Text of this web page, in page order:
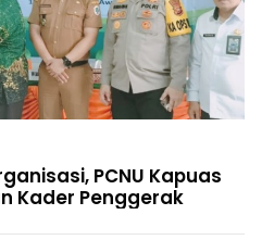
PCNU Kapuas
Kader Penggerak